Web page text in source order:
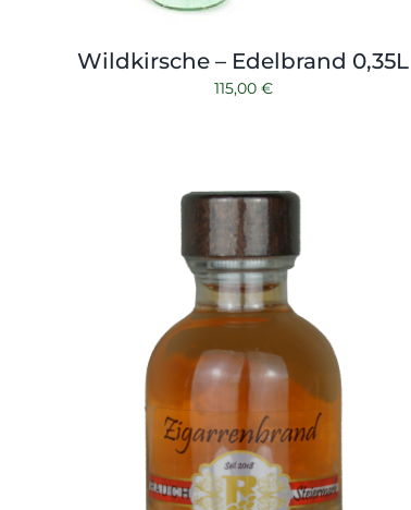
Wildkirsche – Edelbrand 0,35L
115,00 €